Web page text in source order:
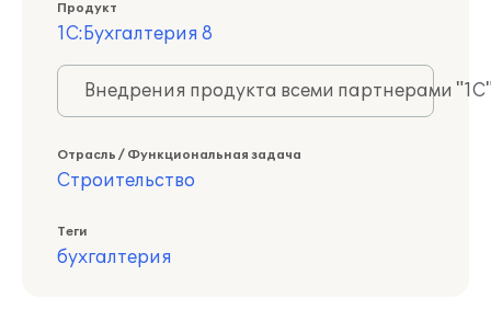
Продукт
1С:Бухгалтерия 8
Внедрения продукта всеми партнерами
Отрасль / Функциональная задача
Строительство
Теги
бухгалтерия